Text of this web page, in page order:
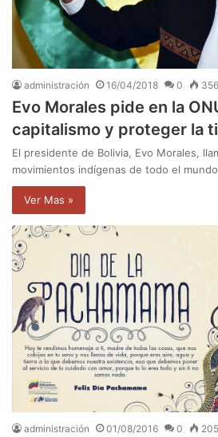
administración 16/04/2018 0 356
Evo Morales pide en la
capitalismo y proteger la
El presidente de Bolivia, Evo Morales,
movimientos indígenas de todo el
Ver Mas »
administración 01/08/2016 0 205